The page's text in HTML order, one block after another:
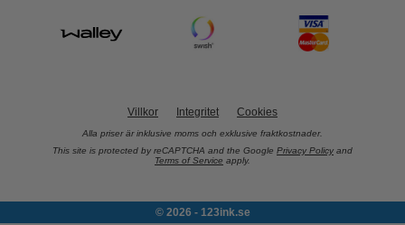
Villkor Integritet Cookies
Alla priser är inklusive moms och exklusive fraktkostnader.
This site is protected by reCAPTCHA and the Google Privacy Policy and
Terms of Service apply.
© 2026 - 123ink.se